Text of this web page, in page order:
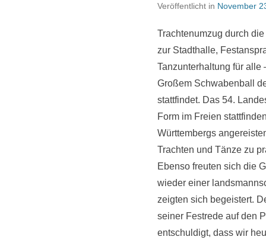
Veröffentlicht in November
Trachtenumzug durch
zur Stadthalle,
Tanzunterhaltung für alle
Großem Schwabenball
stattfindet. Das 54.
Form im Freien
Württembergs
Trachten und Tänze zu
Ebenso freuten sich die
wieder einer
zeigten sich begeistert.
seiner Festrede auf den
entschuldigt, dass wir